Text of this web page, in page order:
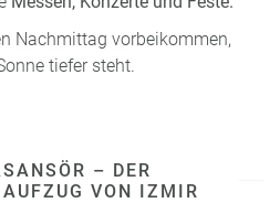
Nachmittag vorbeikommen,
tiefer steht.
– DER
VON IZMIR